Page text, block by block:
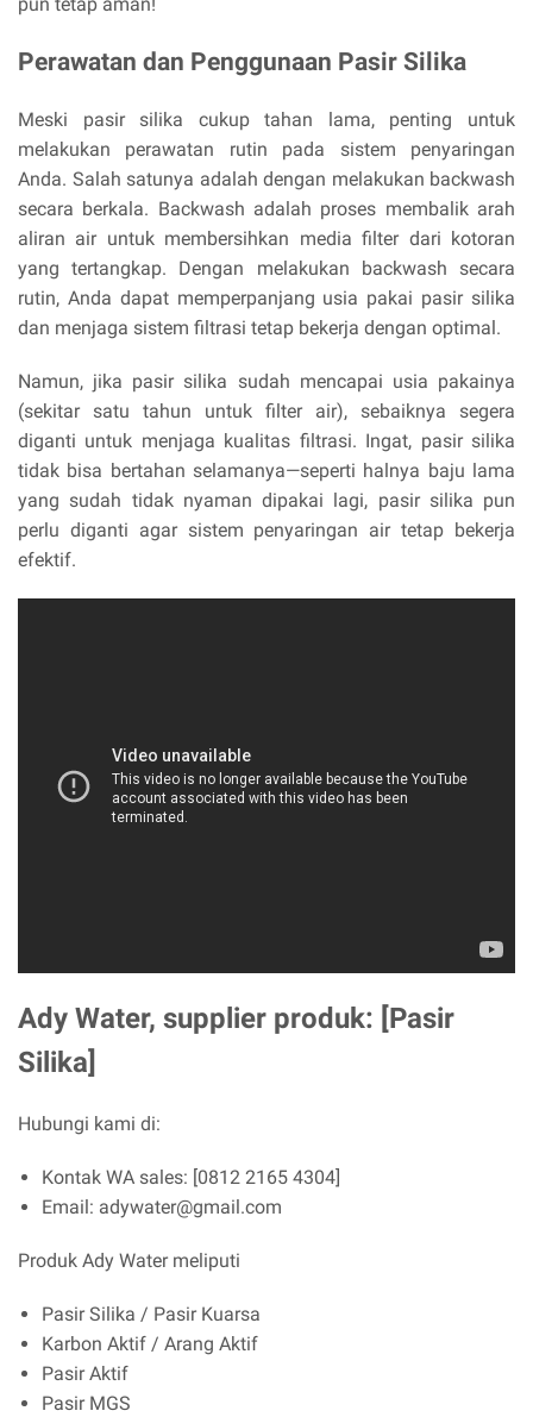
Perawatan dan Penggunaan Pasir Silika
Meski pasir silika cukup tahan lama, penting untuk
melakukan perawatan rutin pada sistem penyaringan
Anda. Salah satunya adalah dengan melakukan backwash
secara berkala. Backwash adalah proses membalik arah
aliran air untuk membersihkan media filter dari kotoran
yang tertangkap. Dengan melakukan backwash secara
rutin, Anda dapat memperpanjang usia pakai pasir silika
dan menjaga sistem filtrasi tetap bekerja dengan optimal.
Namun, jika pasir silika sudah mencapai usia pakainya
(sekitar satu tahun untuk filter air), sebaiknya segera
diganti untuk menjaga kualitas filtrasi. Ingat, pasir silika
tidak bisa bertahan selamanya—seperti halnya baju lama
yang sudah tidak nyaman dipakai lagi, pasir silika pun
perlu diganti agar sistem penyaringan air tetap bekerja
efektif.
Ady Water, supplier produk: [Pasir
Silika]
Hubungi kami di:
Kontak WA sales: [0812 2165 4304]
Email: adywater@gmail.com
Produk Ady Water meliputi
Pasir Silika / Pasir Kuarsa
Karbon Aktif / Arang Aktif
Pasir Aktif
Pasir MGS